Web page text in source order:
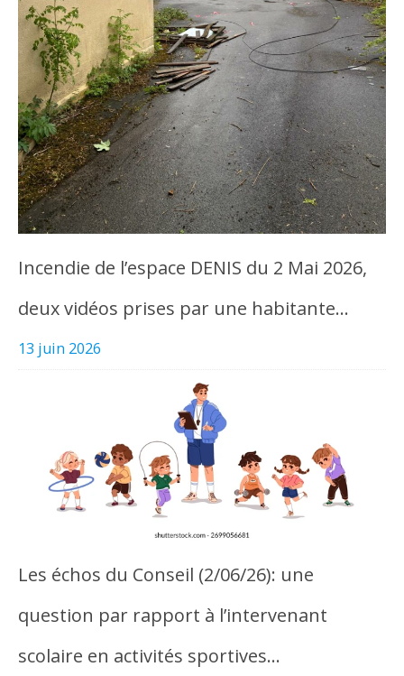
Incendie de l’espace DENIS du 2 Mai 2026,
deux vidéos prises par une habitante…
13 juin 2026
Les échos du Conseil (2/06/26): une
question par rapport à l’intervenant
scolaire en activités sportives…